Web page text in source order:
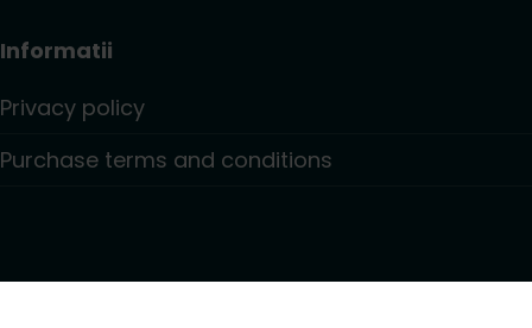
Informatii
Privacy policy
Purchase terms and conditions